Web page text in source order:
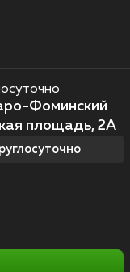
Фоминский
площадь, 2А